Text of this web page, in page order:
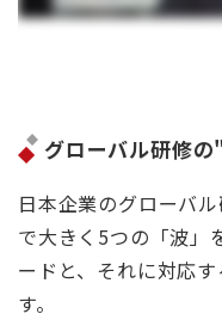
グローバル研修
日本企業のグローバ
で大きく5つの「波」
ードと、それに対応
す。